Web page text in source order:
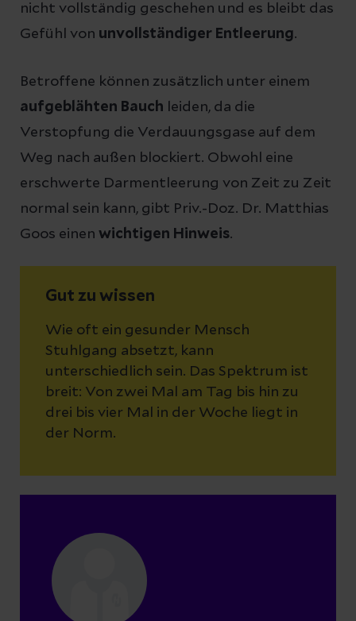
nicht vollständig geschehen und es bleibt das
Gefühl von unvollständiger Entleerung.
Betroffene können zusätzlich unter einem
aufgeblähten Bauch
leiden, da die
Verstopfung die Verdauungsgase auf dem
Weg nach außen blockiert. Obwohl eine
erschwerte Darmentleerung von Zeit zu Zeit
normal sein kann, gibt Priv.-Doz. Dr. Matthias
Goos einen wichtigen Hinweis.
Gut zu wissen
Wie oft ein gesunder Mensch
Stuhlgang absetzt, kann
unterschiedlich sein. Das Spektrum ist
breit: Von zwei Mal am Tag bis hin zu
drei bis vier Mal in der Woche liegt in
der Norm.